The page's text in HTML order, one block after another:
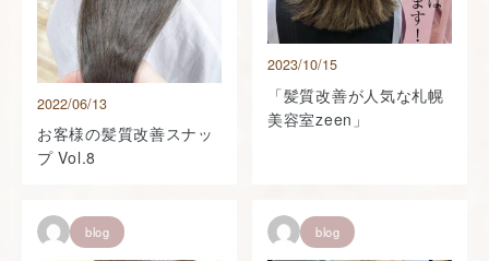
2022/06/13
お客様の髪質改善スナッ
プ Vol.8
2023/10/15
「髪質改善が人気な札幌
美容室zeen」
blog blog